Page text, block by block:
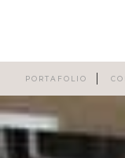
PORTAFOLIO